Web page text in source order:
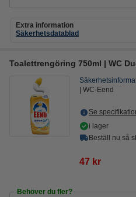
Extra information
Säkerhetsdatablad
Toalettrengöring 750ml | WC
WC-Eend
Se
i lager
Beställ nu så
47 kr
Behöver du fler?